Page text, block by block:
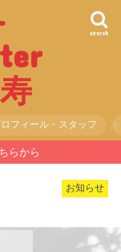
search
ロフィール・スタッフ
らから
お知らせ